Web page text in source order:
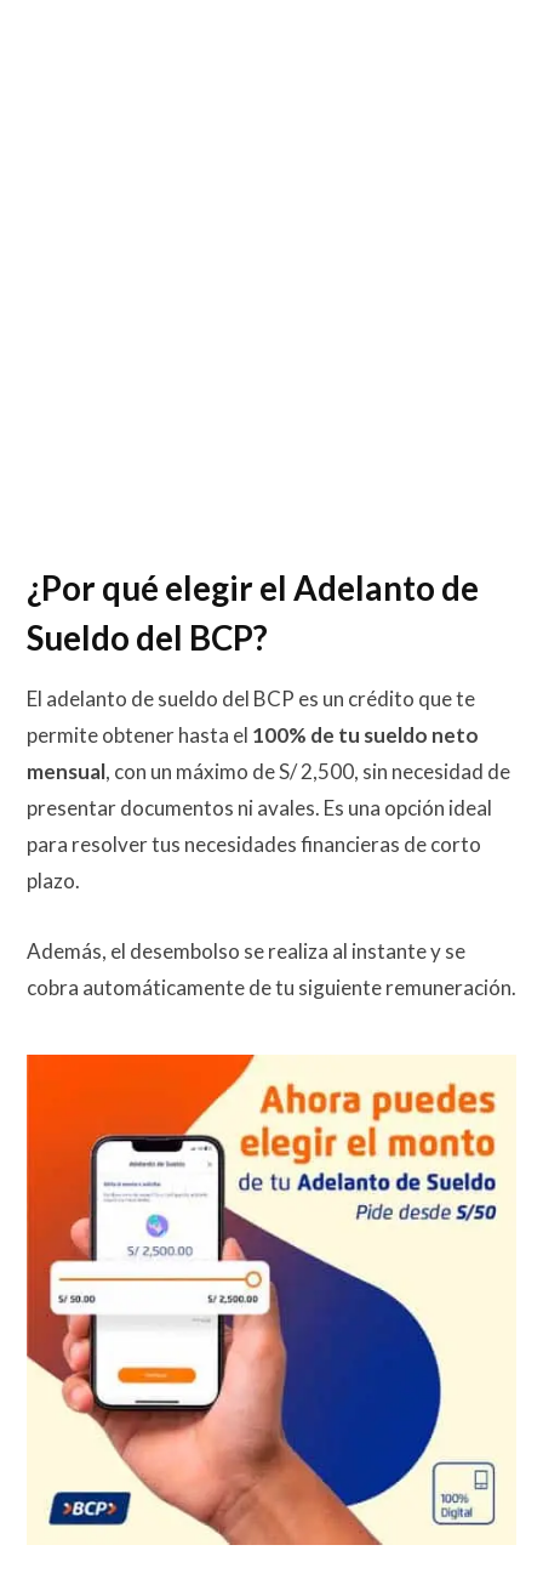
¿Por qué elegir el Adelanto de
Sueldo del BCP?
El adelanto de sueldo del BCP es un crédito que te
permite obtener hasta el 100% de tu sueldo neto
mensual, con un máximo de S/ 2,500, sin necesidad de
presentar documentos ni avales. Es una opción ideal
para resolver tus necesidades financieras de corto
plazo.
Además, el desembolso se realiza al instante y se
cobra automáticamente de tu siguiente remuneración.